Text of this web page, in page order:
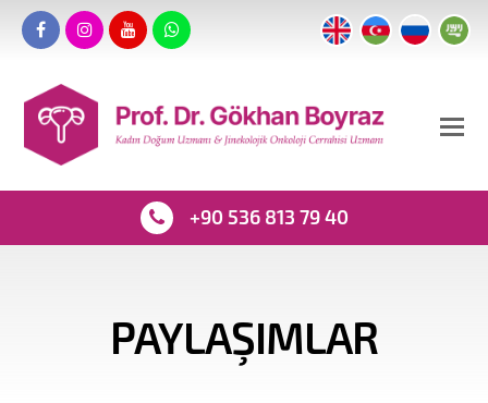
+90 536 813 79 40
PAYLAŞIMLAR